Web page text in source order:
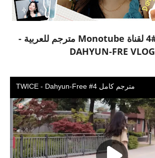
فلوق داهيون #4 لقناة Monotube مترجم للعربية -
DAHYUN-FRE VLOG